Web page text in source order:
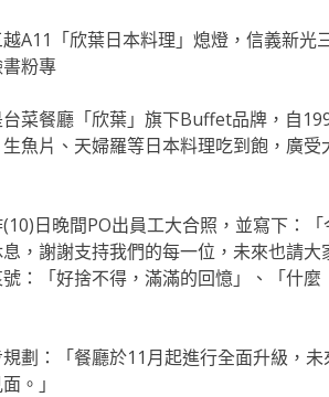
A11「欣葉日本料理」熄燈，信義新光
粉專
台菜餐廳「欣葉」旗下Buffet品牌，自
魚片、天婦羅等日本料理吃到飽，廣
(10)日晚間PO出員工大合照，並寫下：
，謝謝支持我們的每一位，未來也請
：「好捨不得，滿滿的回憶」、「什
劃：「餐廳於11月起進行全面升級，
。」